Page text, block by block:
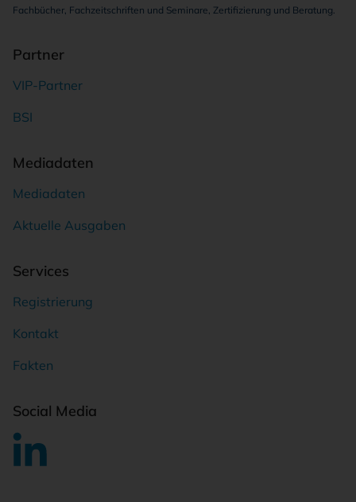
Fachbücher, Fachzeitschriften und Seminare, Zertifizierung und Beratung.
Partner
VIP-Partner
BSI
Mediadaten
Mediadaten
Aktuelle Ausgaben
Services
Registrierung
Kontakt
Fakten
Social Media